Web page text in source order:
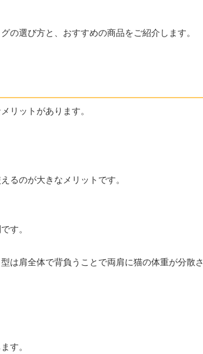
の選び方と、おすすめの商品をご紹介します。
リットがあります。
るのが大きなメリットです。
す。
は肩全体で背負うことで両肩に猫の体重が分散さ
す。